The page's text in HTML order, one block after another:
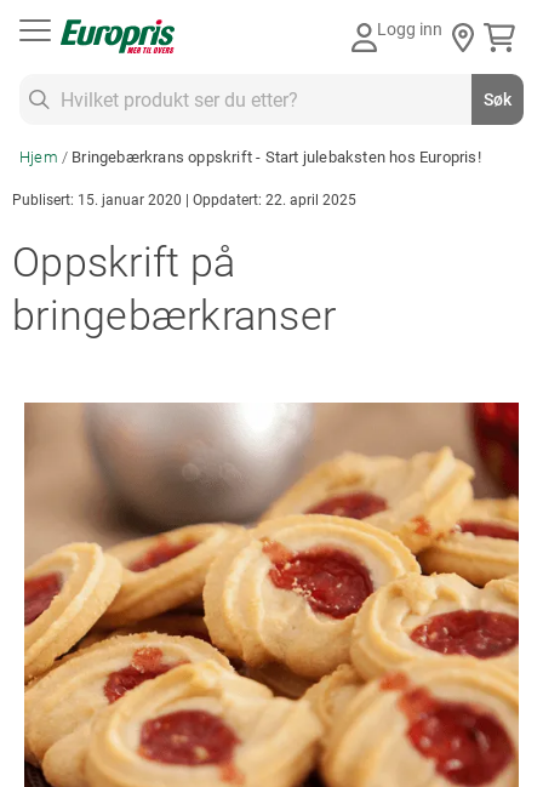
Logg inn
Søk
Hjem Bringebærkrans oppskrift - Start julebaksten hos Europris!
Publisert: 15. januar 2020 | Oppdatert: 22. april 2025
Oppskrift på
bringebærkranser